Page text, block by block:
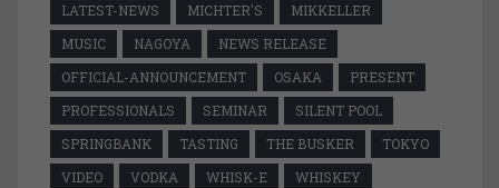
LATEST-NEWS
MICHTER'S
MIKKELLER
MUSIC
NAGOYA
NEWS RELEASE
OFFICIAL-ANNOUNCEMENT
OSAKA
PRESENT
PROFESSIONALS
SEMINAR
SILENT POOL
SPRINGBANK
TASTING THE BUSKER
TOKYO
VIDEO
VODKA WHISK-E
WHISKEY